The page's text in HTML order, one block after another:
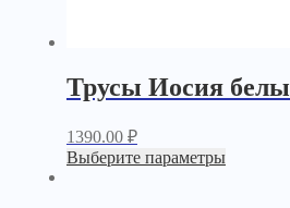
Трусы Иосия
1390.00 ₽
Выберите параметры